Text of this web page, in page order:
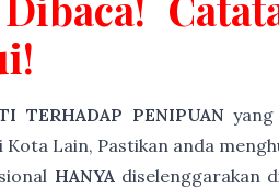
TERHADAP PENIPUANyang
Kota Lain, Pastikan anda
HANYA diselenggarakan